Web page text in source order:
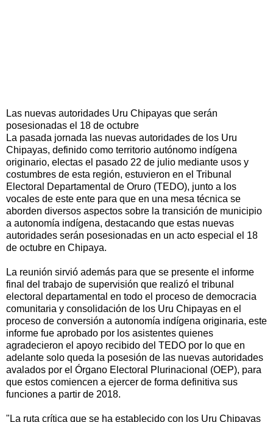
Las nuevas autoridades Uru Chipayas que serán
posesionadas el 18 de octubre
La pasada jornada las nuevas autoridades de los Uru
Chipayas, definido como territorio autónomo indígena
originario, electas el pasado 22 de julio mediante usos y
costumbres de esta región, estuvieron en el Tribunal
Electoral Departamental de Oruro (TEDO), junto a los
vocales de este ente para que en una mesa técnica se
aborden diversos aspectos sobre la transición de municipio
a autonomía indígena, destacando que estas nuevas
autoridades serán posesionadas en un acto especial el 18
de octubre en Chipaya.
La reunión sirvió además para que se presente el informe
final del trabajo de supervisión que realizó el tribunal
electoral departamental en todo el proceso de democracia
comunitaria y consolidación de los Uru Chipayas en el
proceso de conversión a autonomía indígena originaria, este
informe fue aprobado por los asistentes quienes
agradecieron el apoyo recibido del TEDO por lo que en
adelante solo queda la posesión de las nuevas autoridades
avalados por el Órgano Electoral Plurinacional (OEP), para
que estos comiencen a ejercer de forma definitiva sus
funciones a partir de 2018.
"La ruta crítica que se ha establecido con los Uru Chipayas